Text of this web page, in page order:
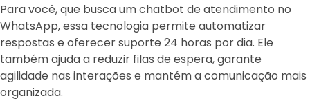
Para você, que busca um chatbot de atendimento no
WhatsApp, essa tecnologia permite automatizar
respostas e oferecer suporte 24 horas por dia. Ele
também ajuda a reduzir filas de espera, garante
agilidade nas interações e mantém a comunicação mais
organizada.